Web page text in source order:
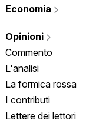
Economia
Opinioni
Commento
L'analisi
La formica rossa
I contributi
Lettere dei lettori